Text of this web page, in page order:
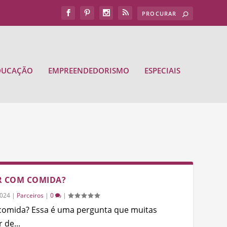
EMPREENDEDORISMO ESPECIAIS
COM COMIDA?
| Parceiros | 0 |
Essa é uma pergunta que muitas
de...